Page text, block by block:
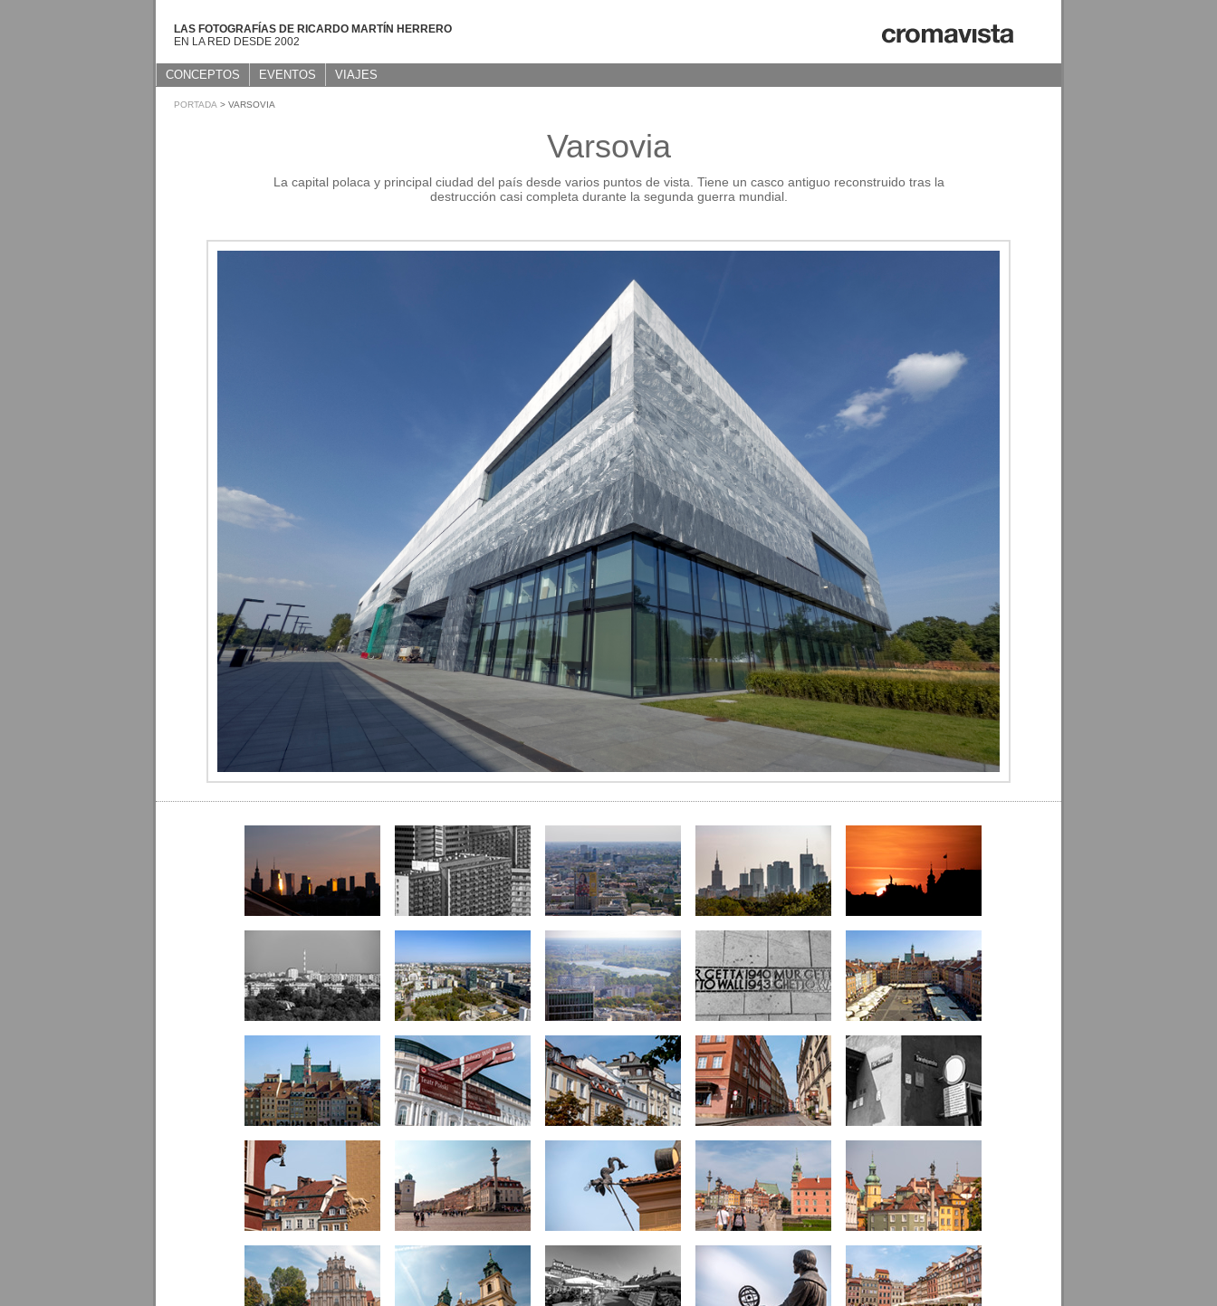
LAS FOTOGRAFÍAS DE RICARDO MARTÍN HERRERO
EN LA RED DESDE 2002
CONCEPTOS EVENTOS VIAJES
PORTADA > VARSOVIA
Varsovia
La capital polaca y principal ciudad del país desde varios puntos de vista. Tiene un casco antiguo reconstruido tras la
destrucción casi completa durante la segunda guerra mundial.